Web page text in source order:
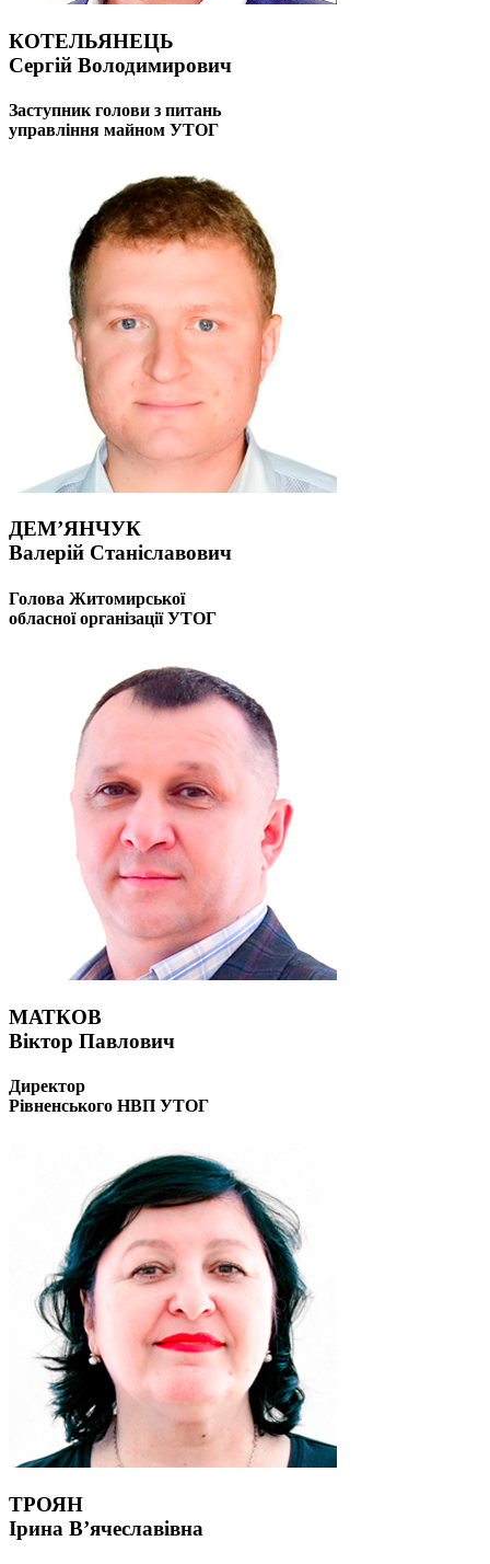
КОТЕЛЬЯНЕЦЬ
Сергій Володимирович
Заступник голови з питань
управління майном УТОГ
ДЕМ’ЯНЧУК
Валерій Станіславович
Голова Житомирської
обласної організації УТОГ
МАТКОВ
Віктор Павлович
Директор
Рівненського НВП УТОГ
ТРОЯН
Ірина В’ячеславівна